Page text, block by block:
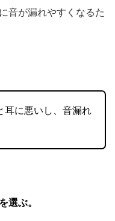
音が漏れやすくなるた
耳に悪いし、音漏れ
選ぶ。